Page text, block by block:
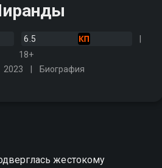
6.5
18+
2023 Биография
жестокому